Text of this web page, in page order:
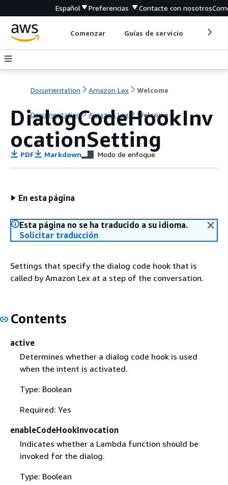
Español Preferencias Contacte con nosotros
Comenzar Guías de servicio
Documentation Amazon Lex Welcome
Documentation Amazon Lex Welcome
DialogCodeHookInv
ocationSetting
PDF Markdown Modo de enfoque
En esta página
Esta página no se ha traducido a su idioma.
Solicitar traducción
Settings that specify the dialog code hook that is
called by Amazon Lex at a step of the conversation.
Contents
active
Determines whether a dialog code hook is used
when the intent is activated.
Type: Boolean
Required: Yes
enableCodeHookInvocation
Indicates whether a Lambda function should be
invoked for the dialog.
Type: Boolean